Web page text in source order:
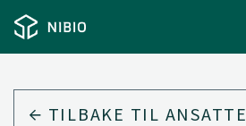
TILBAKE TIL ANSATTE